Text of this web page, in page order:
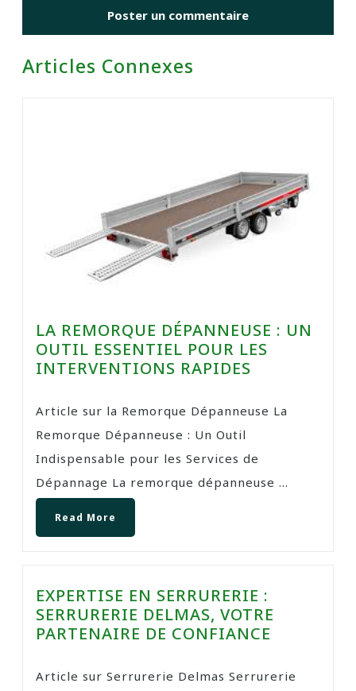
Articles Connexes
LA REMORQUE DÉPANNEUSE : UN
OUTIL ESSENTIEL POUR LES
INTERVENTIONS RAPIDES
Article sur la Remorque Dépanneuse La
Remorque Dépanneuse : Un Outil
Indispensable pour les Services de
Dépannage La remorque dépanneuse ...
Read More
EXPERTISE EN SERRURERIE :
SERRURERIE DELMAS, VOTRE
PARTENAIRE DE CONFIANCE
Article sur Serrurerie Delmas Serrurerie